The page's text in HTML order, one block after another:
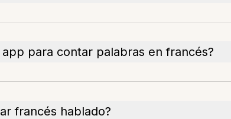
para contar palabras en francés?
francés hablado?